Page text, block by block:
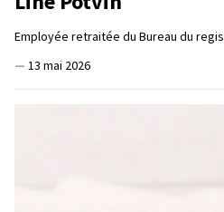
Employée retraitée du Bureau du
— 13 mai 2026